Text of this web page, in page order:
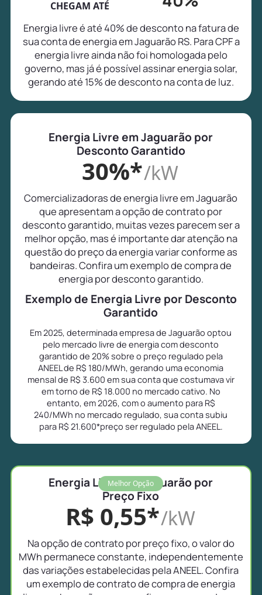
CHEGAM ATÉ
Energia livre é até 40% de desconto na fatura de
sua conta de energia em Jaguarão RS. Para CPF a
energia livre ainda não foi homologada pelo
governo, mas já é possível assinar energia solar,
gerando até 15% de desconto na conta de luz.
Energia Livre em Jaguarão por
Desconto Garantido
30%*/kW
Comercializadoras de energia livre em Jaguarão
que apresentam a opção de contrato por
desconto garantido, muitas vezes parecem ser a
melhor opção, mas é importante dar atenção na
questão do preço da energia variar conforme as
bandeiras. Confira um exemplo de compra de
energia por desconto garantido.
Exemplo de Energia Livre por Desconto
Garantido
Em 2025, determinada empresa de Jaguarão optou
pelo mercado livre de energia com desconto
garantido de 20% sobre o preço regulado pela
ANEEL de R$ 180/MWh, gerando uma economia
mensal de R$ 3.600 em sua conta que costumava vir
em torno de R$ 18.000 no mercado cativo. No
entanto, em 2026, com o aumento para R$
240/MWh no mercado regulado, sua conta subiu
para R$ 21.600*preço ser regulado pela ANEEL.
Melhor Opção
Energia Livre em Jaguarão por
Preço Fixo
R$ 0,55*/kW
Na opção de contrato por preço fixo, o valor do
MWh permanece constante, independentemente
das variações estabelecidas pela ANEEL. Confira
um exemplo de contrato de compra de energia